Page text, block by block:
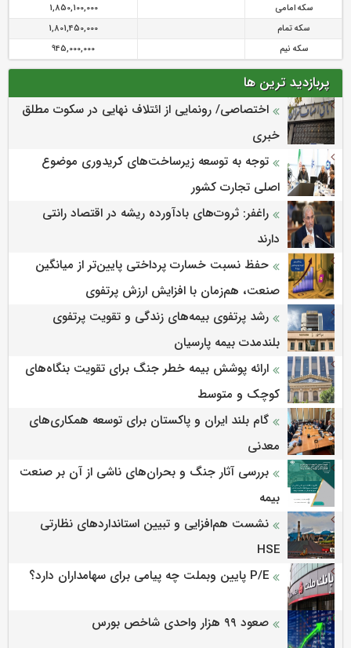
سکه امامی
1,850,100,000
سکه تمام
1,801,450,000
سکه نیم
945,000,000
پربازدید ترین ها
اختصاصی/ رونمایی از ائتلاف‌ نهایی در سکوت مطلق
خبری
توجه به توسعه زیرساخت‌های کریدوری موضوع
اصلی تجارت کشور
راغفر: ثروت‌های بادآورده ریشه در اقتصاد رانتی
دارند
حفظ نسبت خسارت پرداختی پایین‌تر از میانگین
صنعت، هم‌زمان با افزایش ارزش پرتفوی
رشد پرتفوی بیمه‌های زندگی و تقویت پرتفوی
بلندمدت بیمه پارسیان
ارائه پوشش بیمه خطر جنگ برای تقویت بنگاه‌های
کوچک و متوسط
گام بلند ایران و پاکستان برای توسعه همکاری‌های
معدنی
بررسی آثار جنگ و بحران‌های ناشی از آن بر صنعت
بیمه
نشست هم‌افزایی و تبیین استانداردهای نظارتی
HSE
P/E پایین وبملت چه پیامی برای سهامداران دارد؟
صعود ۹۹ هزار واحدی شاخص بورس